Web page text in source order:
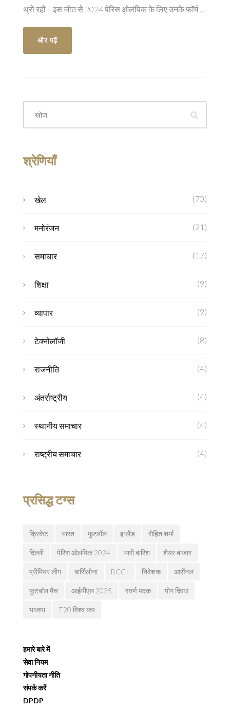
थ्रो रही। इस जीत से 2024 पेरिस ओलंपिक के लिए उनके फॉर्म में
और पढ़ें
श्रेणियाँ
खेल (70)
मनोरंजन (21)
समाचार (17)
शिक्षा (9)
व्यापार (9)
टेक्नोलॉजी (8)
राजनीति (4)
अंतर्राष्ट्रीय (4)
स्थानीय समाचार (4)
राष्ट्रीय समाचार (4)
प्रसिद्ध टग्स
क्रिकेट भारत फुटबॉल इंग्लैंड रोहित शर्मा
दिल्ली पेरिस ओलंपिक 2024 भारी बारिश शेयर बाजार
प्रीमियर लीग बार्सिलोना BCCI निवेशक आर्सेनल
फुटबॉल मैच आईपीएल 2025 स्वर्ण पदक योग दिवस
भाजपा T20 विश्व कप
हमारे बारे में
सेवा नियम
गोपनीयता नीति
संपर्क करें
DPDP